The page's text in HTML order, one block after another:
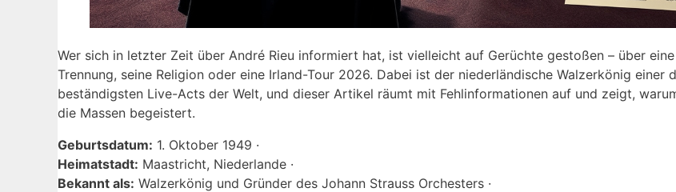
Wer sich in letzter Zeit über André Rieu informiert hat, ist vielleicht auf Gerüchte gestoßen – über
Trennung, seine Religion oder eine Irland-Tour 2026. Dabei ist der niederländische Walzerkönig einer
beständigsten Live-Acts der Welt, und dieser Artikel räumt mit Fehlinformationen auf und zeigt,
die Massen begeistert.
Geburtsdatum: 1. Oktober 1949 ·
Heimatstadt: Maastricht, Niederlande ·
Bekannt als: Walzerkönig und Gründer des Johann Strauss Orchesters ·